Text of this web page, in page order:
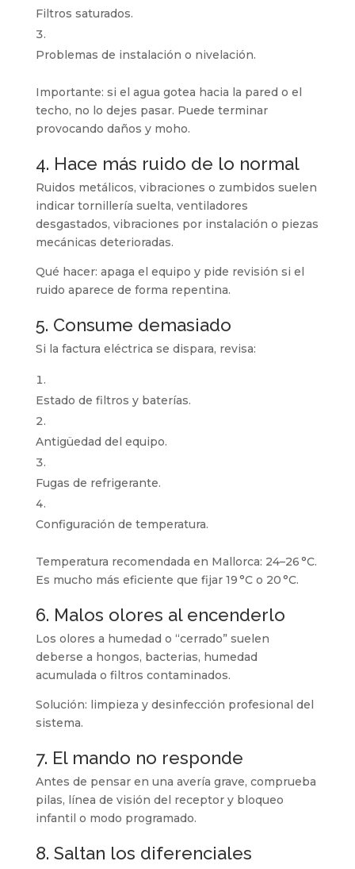
Filtros saturados.
Problemas de instalación o nivelación.
Importante: si el agua gotea hacia la pared o el
techo, no lo dejes pasar. Puede terminar
provocando daños y moho.
4. Hace más ruido de lo normal
Ruidos metálicos, vibraciones o zumbidos suelen
indicar tornillería suelta, ventiladores
desgastados, vibraciones por instalación o piezas
mecánicas deterioradas.
Qué hacer: apaga el equipo y pide revisión si el
ruido aparece de forma repentina.
5. Consume demasiado
Si la factura eléctrica se dispara, revisa:
Estado de filtros y baterías.
Antigüedad del equipo.
Fugas de refrigerante.
Configuración de temperatura.
Temperatura recomendada en Mallorca: 24–26 °C.
Es mucho más eficiente que fijar 19 °C o 20 °C.
6. Malos olores al encenderlo
Los olores a humedad o “cerrado” suelen
deberse a hongos, bacterias, humedad
acumulada o filtros contaminados.
Solución: limpieza y desinfección profesional del
sistema.
7. El mando no responde
Antes de pensar en una avería grave, comprueba
pilas, línea de visión del receptor y bloqueo
infantil o modo programado.
8. Saltan los diferenciales